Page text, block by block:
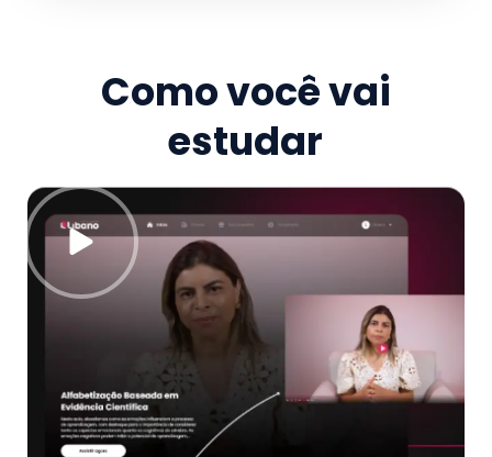
Como você vai
estudar